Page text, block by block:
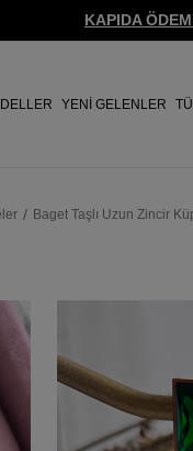
KAPIDA
YENİ GELENLER
Baget Taşlı Uzun Zincir